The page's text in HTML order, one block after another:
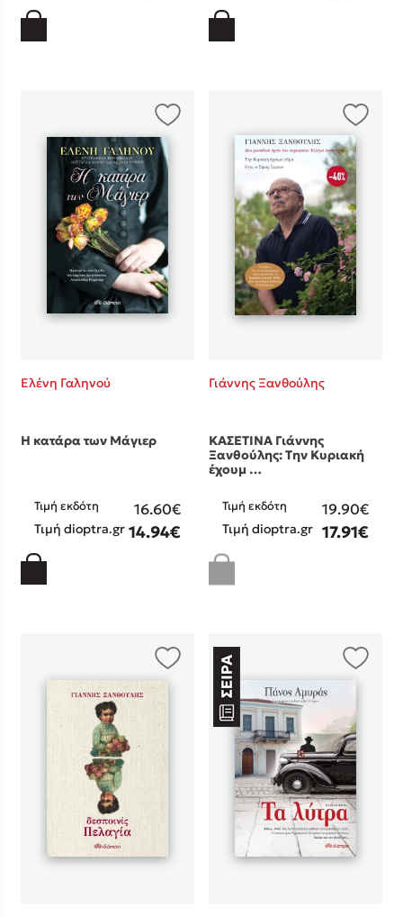
Ελένη Γαληνού
Η κατάρα των Μάγιερ
Τιμή εκδότη 16.60€
Τιμή dioptra.gr 14.94€
Γιάννης Ξανθούλης
ΚΑΣΕΤΙΝΑ Γιάννης
Ξανθούλης: Την Κυριακή
έχουμ …
Τιμή εκδότη 19.90€
Τιμή dioptra.gr 17.91€